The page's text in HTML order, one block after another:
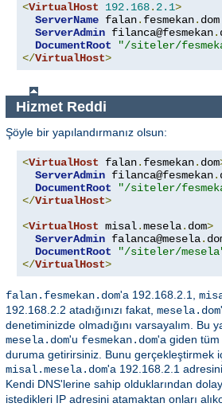
<VirtualHost 192.168. 2.1>
ServerName falan. fesmekan. dom
ServerAdmin filanca@fesmekan.
DocumentRoot
"/siteler/
</VirtualHost>
Hizmet Reddi
Şöyle bir yapılandırmanız olsun:
<VirtualHost falan. fesmekan. dom
ServerAdmin filanca@fesmekan.
DocumentRoot
"/siteler/
</VirtualHost>
<VirtualHost misal.mesela. dom>
ServerAdmin falanca@mesela.
DocumentRoot
"/siteler/
</VirtualHost>
falan.fesmekan.dom'a 192.168.2.1,
192.168.2.2 atadığınızı fakat, mesela.dom
denetiminizde olmadığını varsayalım. Bu
mesela.dom'u fesmekan.dom'a giden
duruma getirirsiniz. Bunu gerçekleştirmek
misal.mesela.dom'a 192.168.2.1
Kendi DNS'lerine sahip olduklarından
istedikleri IP adresini atamaktan onları